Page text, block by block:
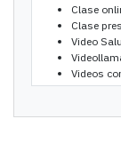
Clase
Clase
Video
Videos